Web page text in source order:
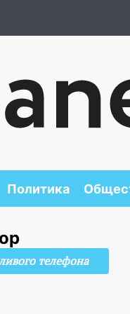
Политика
телефона